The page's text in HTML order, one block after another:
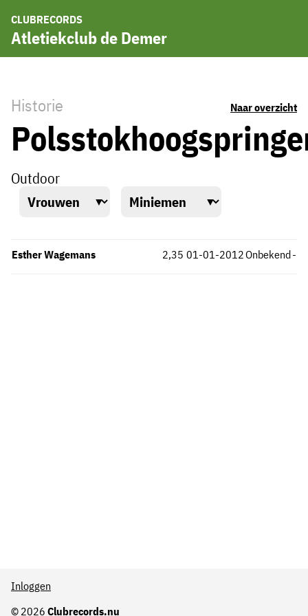
CLUBRECORDS
Atletiekclub de Demer
Historie Naar overzicht
Outdoor
Esther Wagemans Onbekend
2,35 -
01-01-2012
© 2026 Clubrecords.nu
Inloggen